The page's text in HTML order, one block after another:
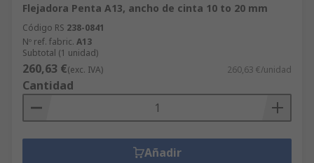
Flejadora Penta A13, ancho de cinta 10 to 20 mm
Código RS 238-0841
Nº ref. fabric. A13
Subtotal (1 unidad)
260,63 €(exc. IVA) 260,63 €/unidad
Cantidad
Añadir